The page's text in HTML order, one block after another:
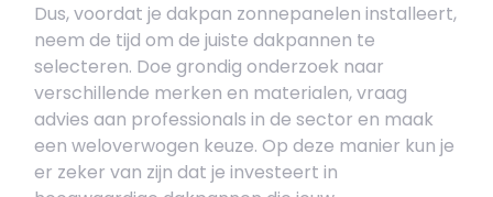
Dus, voordat je dakpan zonnepanelen installeert,
neem de tijd om de juiste dakpannen te
selecteren. Doe grondig onderzoek naar
verschillende merken en materialen, vraag
advies aan professionals in de sector en maak
een weloverwogen keuze. Op deze manier kun je
er zeker van zijn dat je investeert in